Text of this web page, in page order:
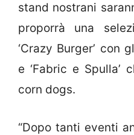
stand nostrani
proporrà una
‘Crazy Burger’ con
e ‘Fabric e Spulla’
corn dogs.
“Dopo tanti eventi